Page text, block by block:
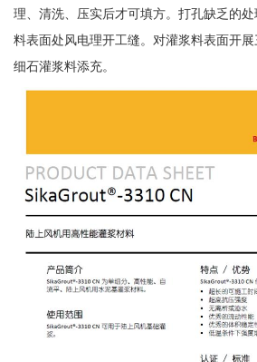
理、清洗、压实后才可填方。打孔缺乏的
料表面处风电理开工缝。对灌浆料表面开
细石灌浆料添充。